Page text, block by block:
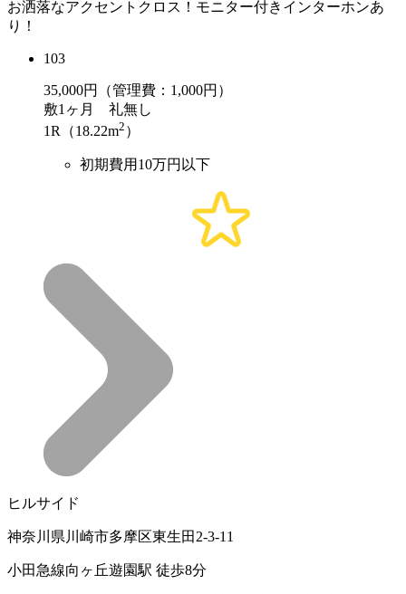
お洒落なアクセントクロス！モニター付きインターホンあ
り！
103
35,000円（管理費：1,000円）
敷1ヶ月 礼無し
1R（18.22m2 ）
初期費用10万円以下
ヒルサイド
神奈川県川崎市多摩区東生田2-3-11
小田急線向ヶ丘遊園駅 徒歩8分